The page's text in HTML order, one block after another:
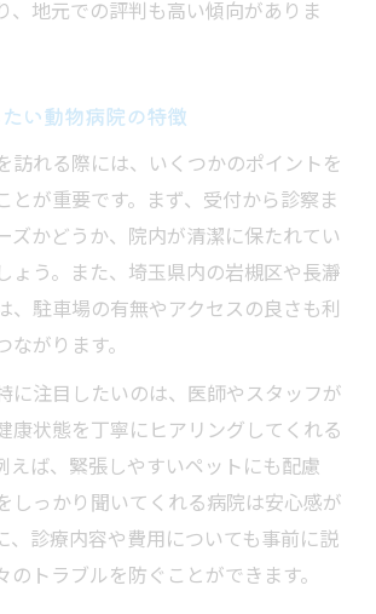
活用して動物病院を賢く選ぶ方法
院を選ぶ際の注目ポイント
の診療時間やアクセスの確認法
の費用やサービス体制を見極める
険の対応がある動物病院の選び方
の設備やスタッフ体制も重要視
で動物病院を探す際の注意点
り添う診療体制を知るメリット
の日常診療体制で得られる安心
寄り添う動物病院のサポート内容
での定期健診と予防医療の重要性
境に合う動物病院の診療スタイル
のスタッフ対応が生活に与える影
、地元での評判も高い傾向がありま
い動物病院の特徴
訪れる際には、いくつかのポイントを
とが重要です。まず、受付から診察ま
ズかどうか、院内が清潔に保たれてい
ょう。また、埼玉県内の岩槻区や長瀞
、駐車場の有無やアクセスの良さも利
がります。
に注目したいのは、医師やスタッフが
康状態を丁寧にヒアリングしてくれる
えば、緊張しやすいペットにも配慮
しっかり聞いてくれる病院は安心感が
、診療内容や費用についても事前に説
のトラブルを防ぐことができます。